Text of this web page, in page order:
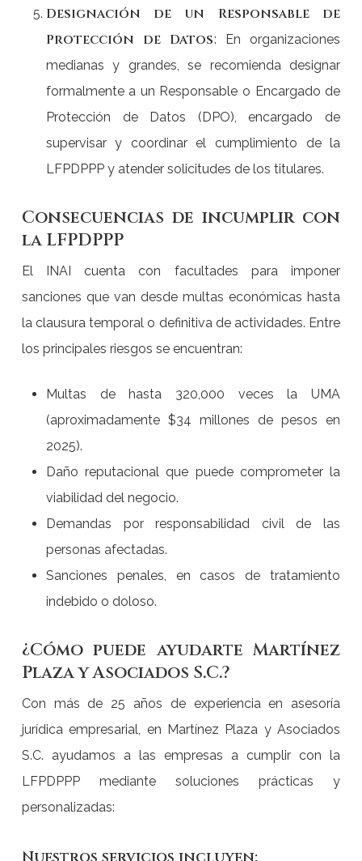
Designación de un Responsable de
Protección de Datos: En organizaciones
medianas y grandes, se recomienda designar
formalmente a un Responsable o Encargado de
Protección de Datos (DPO), encargado de
supervisar y coordinar el cumplimiento de la
LFPDPPP y atender solicitudes de los titulares.
Consecuencias de incumplir con
la LFPDPPP
El INAI cuenta con facultades para imponer
sanciones que van desde multas económicas hasta
la clausura temporal o definitiva de actividades. Entre
los principales riesgos se encuentran:
Multas de hasta 320,000 veces la UMA
(aproximadamente $34 millones de pesos en
2025).
Daño reputacional que puede comprometer la
viabilidad del negocio.
Demandas por responsabilidad civil de las
personas afectadas.
Sanciones penales, en casos de tratamiento
indebido o doloso.
¿Cómo puede ayudarte Martínez
Plaza y Asociados S.C.?
Con más de 25 años de experiencia en asesoría
jurídica empresarial, en Martínez Plaza y Asociados
S.C. ayudamos a las empresas a cumplir con la
LFPDPPP mediante soluciones prácticas y
personalizadas: